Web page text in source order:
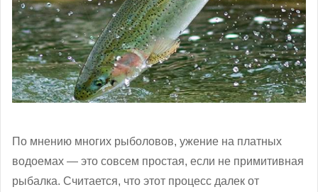
По мнению многих рыболовов, ужение на платных
водоемах — это совсем простая, если не примитивная
рыбалка. Считается, что этот процесс далек от